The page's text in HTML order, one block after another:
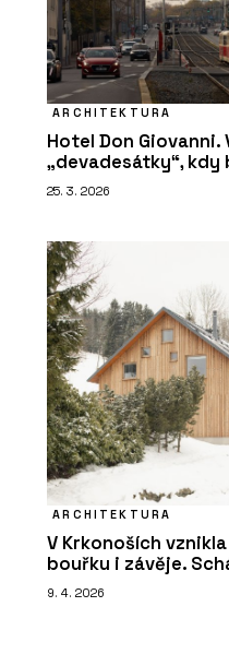
ARCHITEKTURA
Hotel Don Giovanni.
„devadesátky“,
25. 3. 2026
ARCHITEKTURA
V Krkonoších
bouřku i závěje.
9. 4. 2026